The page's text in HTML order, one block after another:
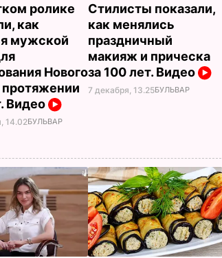
ролике
как
мужской
Нового
протяжении
Видео
14.02БУЛЬВАР
Стилисты показали,
как менялись
праздничный
макияж и прическа
за 100 лет. Видео
7 декабря, 13.25БУЛЬВАР